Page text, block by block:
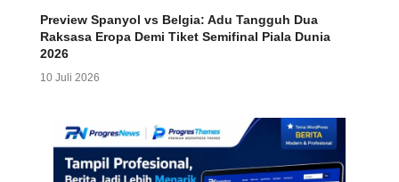
Preview Spanyol vs Belgia: Adu Tangguh Dua
Raksasa Eropa Demi Tiket Semifinal Piala Dunia
2026
10 Juli 2026